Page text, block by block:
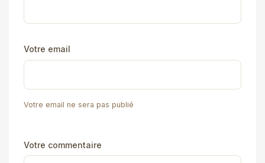
Votre email
Votre email ne sera pas publié
Votre commentaire